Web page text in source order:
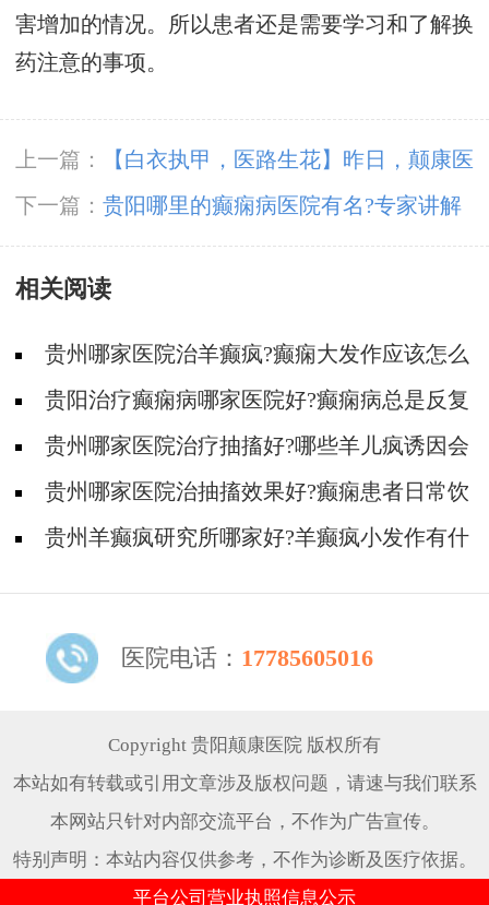
害增加的情况。所以患者还是需要学习和了解换
药注意的事项。
上一篇：
【白衣执甲，医路生花】昨日，颠康医
院隆重举行第114个国际护士节庆祝大会
下一篇： 贵阳哪里的癫痫病医院有名?专家讲解
治疗癫痫病五大原则!
相关阅读
贵州哪家医院治羊癫疯?癫痫大发作应该怎么
治疗?贵阳治疗癫痫病哪家医院好?癫痫病总是反复
发作怎么办?
贵州哪家医院治疗抽搐好?哪些羊儿疯诱因会
被忽略?
贵州哪家医院治抽搐效果好?癫痫患者日常饮
食护理怎么做?
贵州羊癫疯研究所哪家好?羊癫疯小发作有什
医院电话： 17785605016
Copyright 贵阳颠康医院 版权所有
本站如有转载或引用文章涉及版权问题，请速与我们联系
本网站只针对内部交流平台，不作为广告宣传。
特别声明：本站内容仅供参考，不作为诊断及医疗依据。
平台公司营业执照信息公示